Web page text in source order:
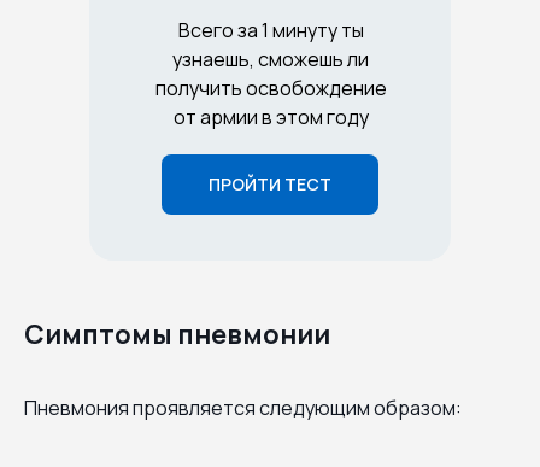
ПРОЙТИ ТЕСТ
Всего за 1 минуту ты
узнаешь, сможешь ли
получить освобождение
от армии в этом году
Симптомы пневмонии
Пневмония проявляется следующим образом: